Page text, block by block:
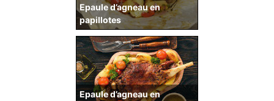
Epaule d’agneau en
papillotes
Epaule d’agneau en